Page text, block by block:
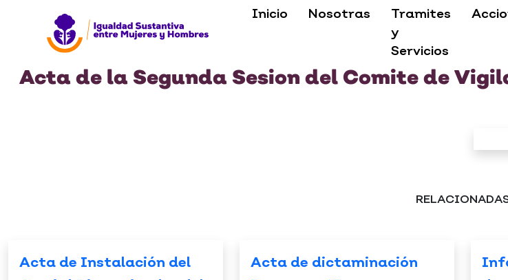
Inicio Nosotras
Tramites
y
Servicios
Acta de la Segunda Sesion del Comite de
Acta de Instalación del
Acta de dictaminación